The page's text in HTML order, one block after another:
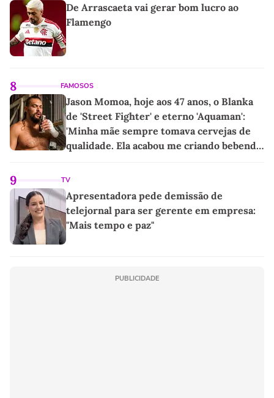
De Arrascaeta vai gerar bom lucro ao
Flamengo
8 FAMOSOS
Jason Momoa, hoje aos 47 anos, o Blanka
de 'Street Fighter' e eterno 'Aquaman':
'Minha mãe sempre tomava cervejas de
qualidade. Ela acabou me criando bebendo
9 TV
Apresentadora pede demissão de
telejornal para ser gerente em empresa:
"Mais tempo e paz"
PUBLICIDADE